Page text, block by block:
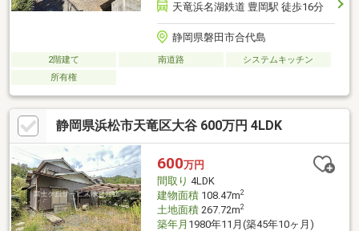
天竜浜名湖鉄道 豊岡駅 徒歩16分
静岡県磐田市合代島
2階建て 南道路
システムキッチン
所有権
静岡県浜松市天竜区大谷 600万円 4LDK
600万円
間取り 4LDK
建物面積108.47m2
土地面積267.72m2
築年月 1980年11月(築45年10ヶ月)